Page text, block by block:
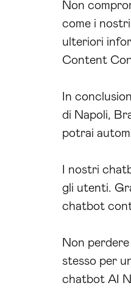
Non
come i nostri
ulteriori
Content
In
di Napoli,
potrai
I nostri
gli utenti.
chatbot
Non
stesso per
chatbot AI